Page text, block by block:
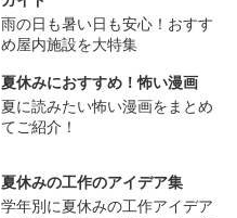
雨の日も暑い日も安心！おすす
め屋内施設を大特集
夏休みにおすすめ！怖い漫画
夏に読みたい怖い漫画をまとめ
てご紹介！
夏休みの工作のアイデア集
学年別に夏休みの工作アイデア